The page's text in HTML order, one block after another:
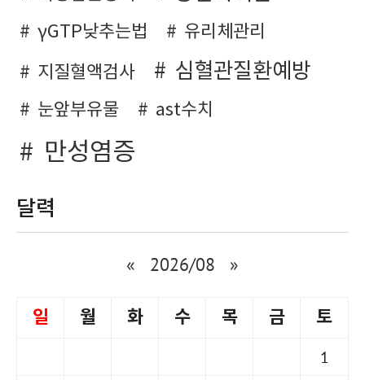
γGTP낮추는법
유리체관리
지질혈액검사
심혈관질환예방
눈앞부유물 ast수치
만성염증
달력
« 2026/08 »
일 월 화 수 목 금 토
1